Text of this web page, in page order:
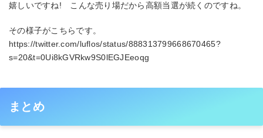
嬉しいですね! こんな売り場だから高額当選が続くのですね。
その様子がこちらです。
https://twitter.com/luflos/status/888313799668670465?
s=20&t=0Ui8kGVRkw9S0lEGJEeoqg
まとめ